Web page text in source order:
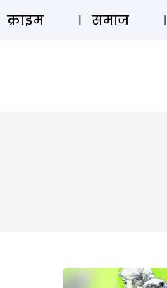
ऑडियो स्टोरी लॉग इन
क्राइम समाज